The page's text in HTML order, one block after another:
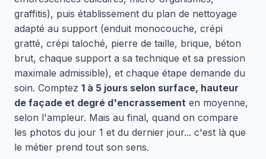
graffitis), puis établissement du plan de nettoyage
adapté au support (enduit monocouche, crépi
gratté, crépi taloché, pierre de taille, brique, béton
brut, chaque support a sa technique et sa pression
maximale admissible), et chaque étape demande du
soin. Comptez 1 à 5 jours selon surface, hauteur
de façade et degré d'encrassement en moyenne,
selon l'ampleur. Mais au final, quand on compare
les photos du jour 1 et du dernier jour... c'est là que
le métier prend tout son sens.